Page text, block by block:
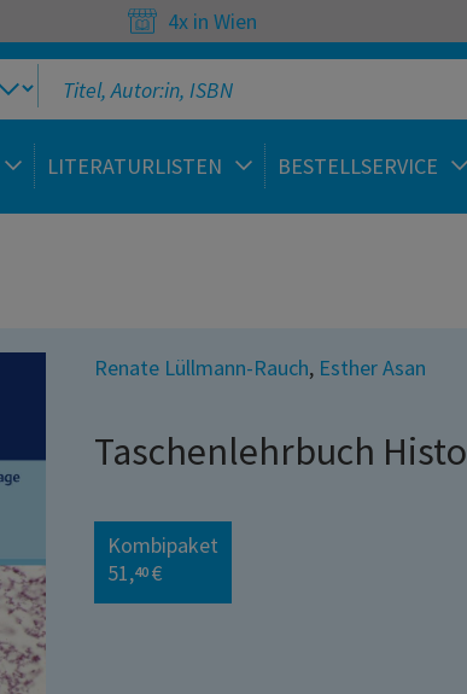
4x in Wien
LITERATURLISTEN BESTELLSERVICE
Renate Lüllmann-Rauch, Esther Asan
Taschenlehrbuch
Kombipaket
51,40 €